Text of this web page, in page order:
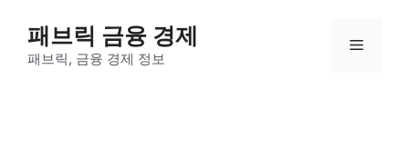
패브릭 금융 경제
패브릭, 금융 경제 정보
메